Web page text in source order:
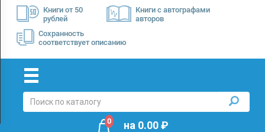
Книги от 50
рублей
Книги с автографами
авторов
Сохранность
соответствует описанию
Доставка
Оплата
0 на 0.00₽